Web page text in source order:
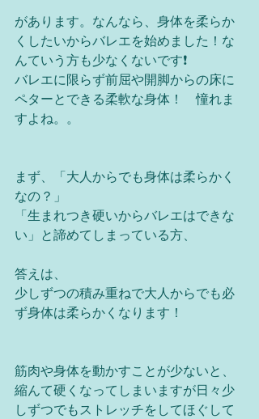
があります。なんなら、身体を柔らか
くしたいからバレエを始めました！な
んていう方も少なくないです❗️
バレエに限らず前屈や開脚からの床に
ペターとできる柔軟な身体！　憧れま
すよね。。
まず、「大人からでも身体は柔らかく
なの？」
「生まれつき硬いからバレエはできな
い」と諦めてしまっている方、
答えは、
少しずつの積み重ねで大人からでも必
ず身体は柔らかくなります！
筋肉や身体を動かすことが少ないと、
縮んて硬くなってしまいますが日々少
しずつでもストレッチをしてほぐして